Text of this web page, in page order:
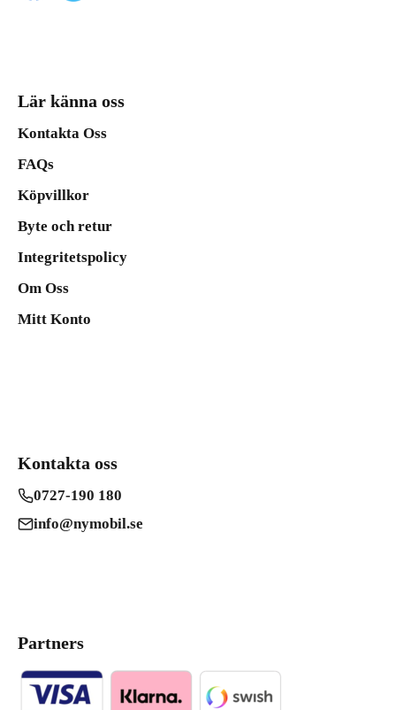
Lär känna oss
Kontakta Oss
FAQs
Köpvillkor
Byte och retur
Integritetspolicy
Om Oss
Mitt Konto
Kontakta oss
0727-190 180
info@nymobil.se
Partners